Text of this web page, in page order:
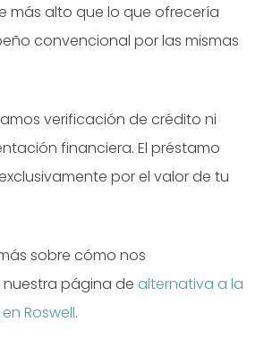
más alto que lo que ofrecería
convencional por las mismas
verificación de crédito ni
financiera. El préstamo
por el valor de tu
sobre cómo nos
página de alternativa a la
Roswell.